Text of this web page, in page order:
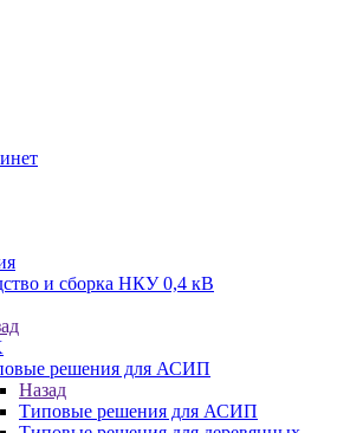
и сборка НКУ 0,4 кВ
решения для АСИП
Назад
Типовые решения для АСИП